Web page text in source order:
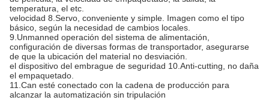
temperatura, el etc.
velocidad 8.Servo, conveniente y simple. Imagen como el tipo
básico, según la necesidad de cambios locales.
9.Unmanned operación del sistema de alimentación,
configuración de diversas formas de transportador, asegurarse
de que la ubicación del material no desviación.
el dispositivo del embrague de seguridad 10.Anti-cutting, no daña
el empaquetado.
11.Can esté conectado con la cadena de producción para
alcanzar la automatización sin tripulación